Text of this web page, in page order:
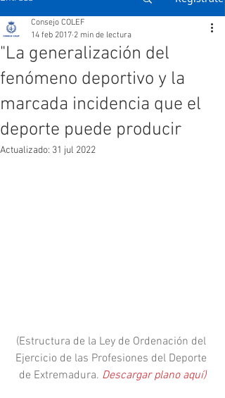
"La generalización del
fenómeno deportivo y la
marcada incidencia que el
deporte puede producir
Consejo COLEF
14 feb 2017 2 min de lectura
Actualizado: 31 jul 2022
(Estructura de la Ley de Ordenación del
Ejercicio de las Profesiones del Deporte
de Extremadura. Descargar plano aquí)